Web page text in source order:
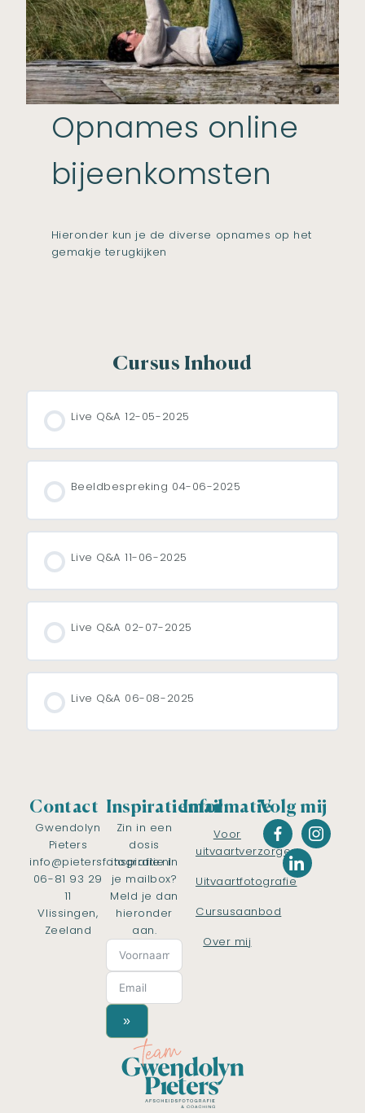
Opnames online
bijeenkomsten
Hieronder kun je de diverse opnames op het
gemakje terugkijken
Cursus Inhoud
Live Q&A 12-05-2025
Beeldbespreking 04-06-2025
Live Q&A 11-06-2025
Live Q&A 02-07-2025
Live Q&A 06-08-2025
Contact
Gwendolyn
Pieters
info@pietersfotografie.nl
06-81 93 29
11
Vlissingen,
Zeeland
Inspiratiemail
Zin in een
dosis
inspiratie in
je mailbox?
Meld je dan
hieronder
aan.
»
Informatie
Voor
uitvaartverzorgers
Uitvaartfotografie
Cursusaanbod
Over mij
Volg mij